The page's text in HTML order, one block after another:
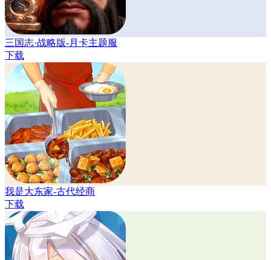
三国志·战略版-月卡主题服
下载
我是大东家-古代经商
下载